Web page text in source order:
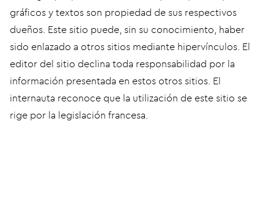
gráficos y textos son propiedad de sus respectivos
dueños. Este sitio puede, sin su conocimiento, haber
sido enlazado a otros sitios mediante hipervínculos. El
editor del sitio declina toda responsabilidad por la
información presentada en estos otros sitios. El
internauta reconoce que la utilización de este sitio se
rige por la legislación francesa.